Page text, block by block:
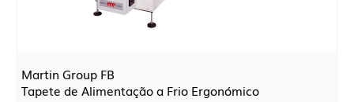
Martin Group FB
Tapete de Alimentação a Frio Ergonómico